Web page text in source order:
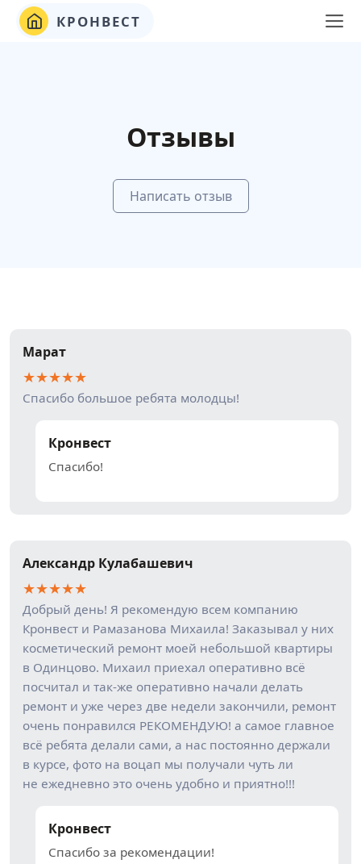
КРОНВЕСТ
Отзывы
Написать отзыв
Марат
★★★★★
Спасибо большое ребята молодцы!
Кронвест
Спасибо!
Александр Кулабашевич
★★★★★
Добрый день! Я рекомендую всем компанию
Кронвест и Рамазанова Михаила! Заказывал у них
косметический ремонт моей небольшой квартиры
в Одинцово. Михаил приехал оперативно всё
посчитал и так-же оперативно начали делать
ремонт и уже через две недели закончили, ремонт
очень понравился РЕКОМЕНДУЮ! а самое главное
всё ребята делали сами, а нас постоянно держали
в курсе, фото на воцап мы получали чуть ли
не ежедневно это очень удобно и приятно!!!
Кронвест
Спасибо за рекомендации!